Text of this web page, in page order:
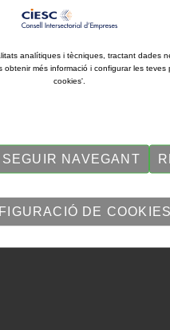
amb una
analítiques i tècniques, tractant dades
més informació i configurar les
cookies'.
NAVEGANT
DE COOKIES